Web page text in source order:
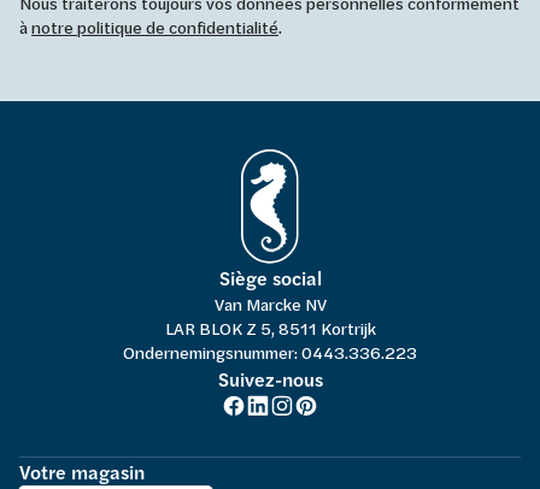
ànotre politique de confidentialité.
Siège social
Van Marcke NV
LAR BLOK Z 5, 8511 Kortrijk
Ondernemingsnummer: 0443.336.223
Suivez-nous
Votre magasin